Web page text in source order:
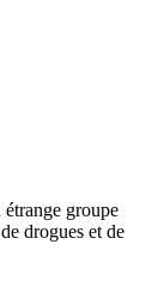
étrange groupe
drogues et de